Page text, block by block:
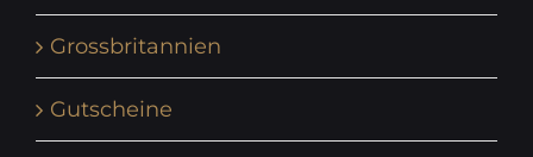
Grossbritannien
Gutscheine